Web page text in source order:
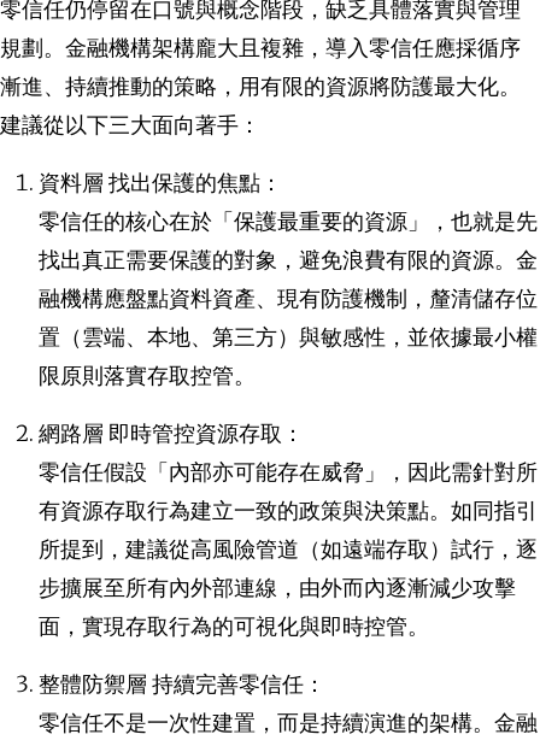
零信任仍停留在口號與概念階段，缺乏具體落實與管理
規劃。金融機構架構龐大且複雜，導入零信任應採循序
漸進、持續推動的策略，用有限的資源將防護最大化。
建議從以下三大面向著手：
資料層 找出保護的焦點：
零信任的核心在於「保護最重要的資源」，也就是先
找出真正需要保護的對象，避免浪費有限的資源。金
融機構應盤點資料資產、現有防護機制，釐清儲存位
置（雲端、本地、第三方）與敏感性，並依據最小權
限原則落實存取控管。
網路層 即時管控資源存取：
零信任假設「內部亦可能存在威脅」，因此需針對所
有資源存取行為建立一致的政策與決策點。如同指引
所提到，建議從高風險管道（如遠端存取）試行，逐
步擴展至所有內外部連線，由外而內逐漸減少攻擊
面，實現存取行為的可視化與即時控管。
整體防禦層 持續完善零信任：
零信任不是一次性建置，而是持續演進的架構。金融